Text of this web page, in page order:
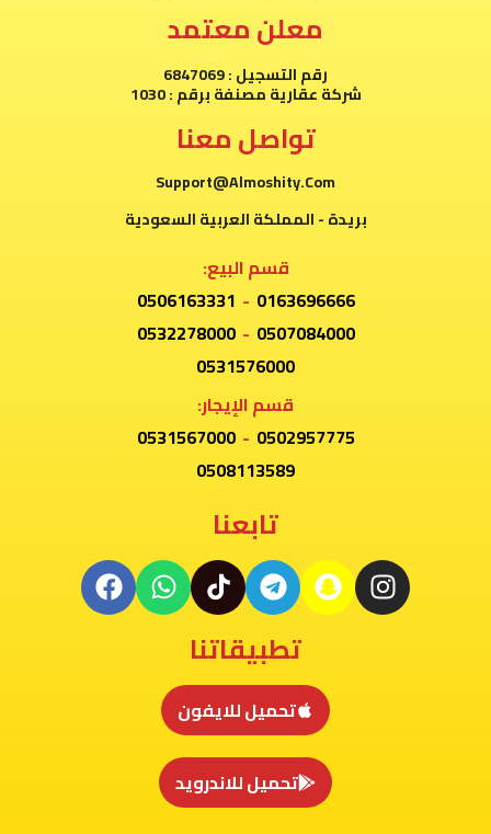
معلن معتمد
رقم التسجيل : 6847069
شركة عقارية مصنفة برقم : 1030
تواصل معنا
Support@Almoshity.Com
بريدة - المملكة العربية السعودية
قسم البيع:
0163696666
-
0506163331
0507084000
-
0532278000
0531576000
قسم الإيجار:
0502957775
-
0531567000
0508113589
تابعنا
تطبيقاتنا
تحميل للايفون
تحميل للاندرويد